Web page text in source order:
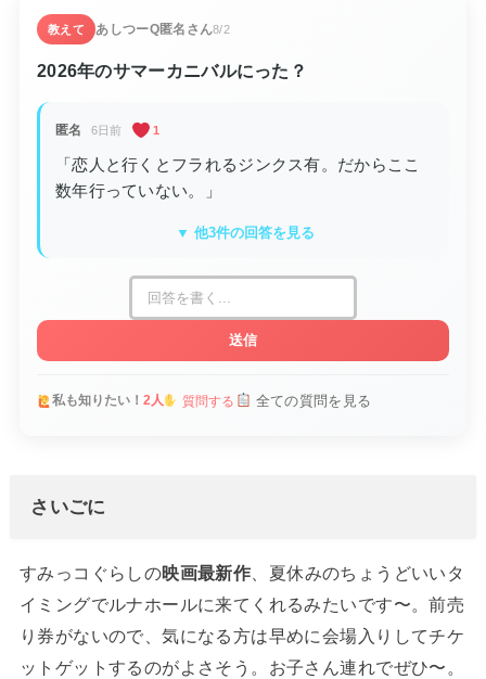
教えて あしつーQ匿名さん8/2
2026年のサマーカニバルにった？
匿名 6日前 1
「恋人と行くとフラれるジンクス有。だからここ
数年行っていない。」
▼ 他3件の回答を見る
送信
私も知りたい！ 2人 質問する 全ての質問を見る
さいごに
すみっコぐらしの映画最新作 、夏休みのちょうどいいタ
イミングでルナホールに来てくれるみたいです〜。前売
り券がないので、気になる方は早めに会場入りしてチケ
ットゲットするのがよさそう。お子さん連れでぜひ〜。